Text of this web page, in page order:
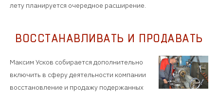
лету планируется очередное расширение.
ВОССТАНАВЛИВАТЬ И ПРОДАВАТЬ
Максим Усков собирается дополнительно
включить в сферу деятельности компании
восстановление и продажу подержанных